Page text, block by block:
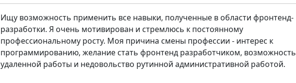
Ищу возможность применить все навыки, полученные в области фронтенд-
разработки. Я очень мотивирован и стремлюсь к постоянному
профессиональному росту. Моя причина смены профессии - интерес к
программированию, желание стать фронтенд разработчиком, возможность
удаленной работы и недовольство рутинной административной работой.